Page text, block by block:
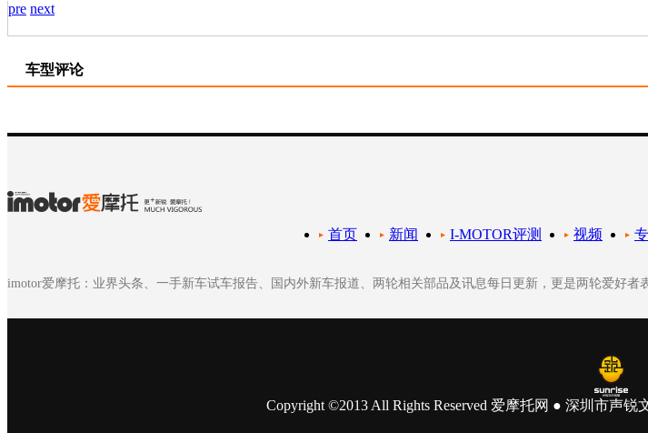
pre next
车型评论
视频
I-MOTOR评测
新闻
首页
imotor爱摩托：业界头条、一手新车试车报告、国内外新车报道、两轮相关部品及讯息每日更新，更是两轮爱好者
Copyright ©2013 All Rights Reserved 爱摩托网 ● 深圳市声